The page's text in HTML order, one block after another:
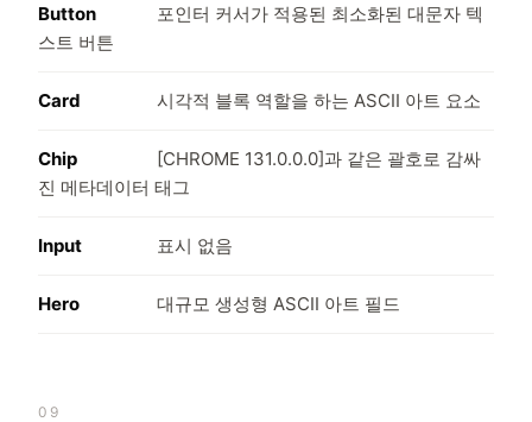
Button
포인터 커서가 적용된 최소화된 대문자 텍
스트 버튼
Card 시각적 블록 역할을 하는 ASCII 아트 요소
Chip
[CHROME 131.0.0.0]과 같은 괄호로 감싸
진 메타데이터 태그
Input 표시 없음
Hero 대규모 생성형 ASCII 아트 필드
09